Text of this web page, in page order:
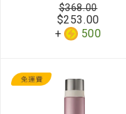
$253.00
500
$368.00